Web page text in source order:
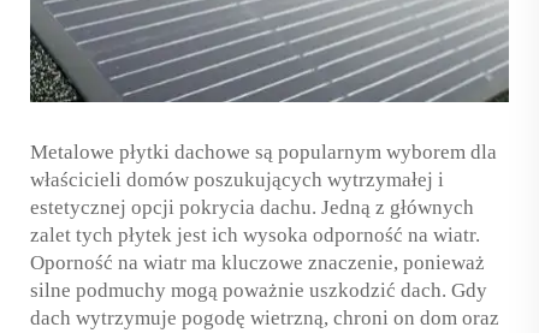
Metalowe płytki dachowe są popularnym wyborem dla
właścicieli domów poszukujących wytrzymałej i
estetycznej opcji pokrycia dachu. Jedną z głównych
zalet tych płytek jest ich wysoka odporność na wiatr.
Oporność na wiatr ma kluczowe znaczenie, ponieważ
silne podmuchy mogą poważnie uszkodzić dach. Gdy
dach wytrzymuje pogodę wietrzną, chroni on dom oraz